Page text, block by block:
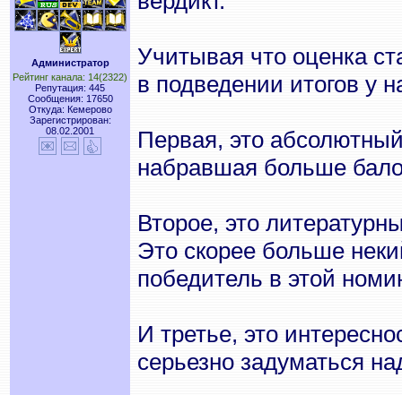
Администратор
Рейтинг канала: 14(2322)
Репутация: 445
Сообщения: 17650
Откуда: Кемерово
Зарегистрирован:
08.02.2001
Учитывая что оценка
в подведении итогов у
Первая, это
набравшая больше
Второе, это
Это скорее больше
победитель в этой
И третье, это
серьезно задуматься